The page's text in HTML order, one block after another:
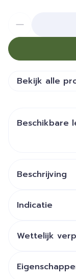
Bekijk alle
Beschikbare
Beschrijving
slaapkwaliteit.
Indicatie
Wettelijk